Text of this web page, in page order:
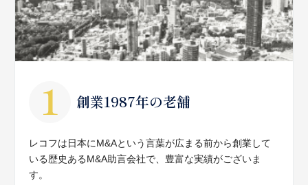
創業1987年の老舗
レコフは日本にM&Aという言葉が広まる前から創業して
いる歴史あるM&A助言会社で、豊富な実績がございま
す。